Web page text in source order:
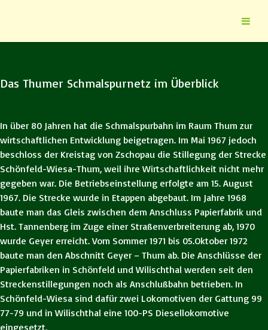
Das Thumer Schmalspurnetz im Überblick
In über 80 Jahren hat die Schmalspurbahn im Raum Thum zur
wirtschaftlichen Entwicklung beigetragen. Im Mai 1967 jedoch
beschloss der Kreistag von Zschopau die Stillegung der Strecke
Schönfeld-Wiesa-Thum, weil ihre Wirtschaftlichkeit nicht mehr
gegeben war. Die Betriebseinstellung erfolgte am 15. August
1967. Die Strecke wurde in Etappen abgebaut. Im Jahre 1968
baute man das Gleis zwischen dem Anschluss Papierfabrik und
Hst. Tannenberg im Zuge einer Straßenverbreiterung ab, 1970
wurde Geyer erreicht. Vom Sommer 1971 bis 05.Oktober 1972
baute man den Abschnitt Geyer – Thum ab. Die Anschlüsse der
Papierfabriken in Schönfeld und Wilischthal werden seit den
Streckenstillegungen noch als Anschlußbahn betrieben. In
Schönfeld-Wiesa sind dafür zwei Lokomotiven der Gattung 99
77-79 und in Wilischthal eine 100-PS Diesellokomotive
eingesetzt.